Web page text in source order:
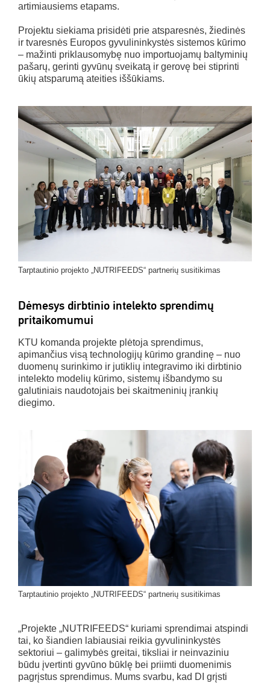
artimiausiems etapams.
Projektu siekiama prisidėti prie atsparesnės, žiedinės
ir tvaresnės Europos gyvulininkystės sistemos kūrimo
– mažinti priklausomybę nuo importuojamų baltyminių
pašarų, gerinti gyvūnų sveikatą ir gerovę bei stiprinti
ūkių atsparumą ateities iššūkiams.
Tarptautinio projekto „NUTRIFEEDS“ partnerių susitikimas
Dėmesys dirbtinio intelekto sprendimų
pritaikomumui
KTU komanda projekte plėtoja sprendimus,
apimančius visą technologijų kūrimo grandinę – nuo
duomenų surinkimo ir jutiklių integravimo iki dirbtinio
intelekto modelių kūrimo, sistemų išbandymo su
galutiniais naudotojais bei skaitmeninių įrankių
diegimo.
Tarptautinio projekto „NUTRIFEEDS“ partnerių susitikimas
„Projekte „NUTRIFEEDS“ kuriami sprendimai atspindi
tai, ko šiandien labiausiai reikia gyvulininkystės
sektoriui – galimybės greitai, tiksliai ir neinvaziniu
būdu įvertinti gyvūno būklę bei priimti duomenimis
pagrįstus sprendimus. Mums svarbu, kad DI grįsti